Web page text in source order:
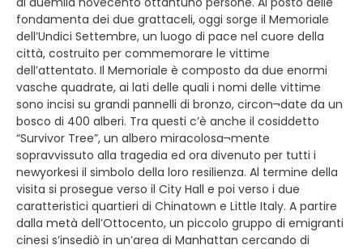
fondamenta dei due grattaceli, oggi sorge il Memoriale
dell’Undici Settembre, un luogo di pace nel cuore della
città, costruito per commemorare le vittime
dell’attentato. Il Memoriale è composto da due enormi
vasche quadrate, ai lati delle quali i nomi delle vittime
sono incisi su grandi pannelli di bronzo, circon¬date da un
bosco di 400 alberi. Tra questi c’è anche il cosiddetto
“Survivor Tree”, un albero miracolosa¬mente
sopravvissuto alla tragedia ed ora divenuto per tutti i
newyorkesi il simbolo della loro resilienza. Al termine della
visita si prosegue verso il City Hall e poi verso i due
caratteristici quartieri di Chinatown e Little Italy. A partire
dalla metà dell’Ottocento, un piccolo gruppo di emigranti
cinesi s’insediò in un’area di Manhattan cercando di